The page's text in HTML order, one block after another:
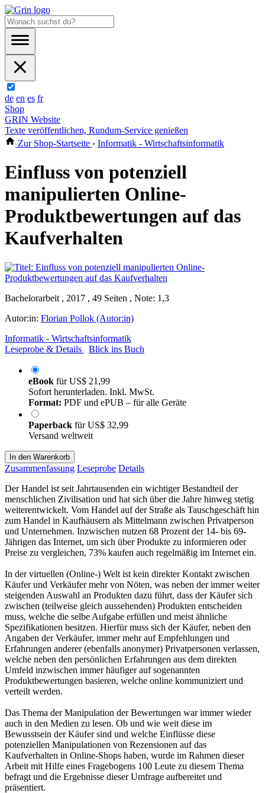
de en es fr
Shop
GRIN Website
Texte veröffentlichen, Rundum-Service genießen
Zur Shop-Startseite › Informatik - Wirtschaftsinformatik
Einfluss von potenziell
manipulierten Online-
Produktbewertungen auf das
Kaufverhalten
Bachelorarbeit , 2017 , 49 Seiten , Note: 1,3
Autor:in: Florian Pollok (Autor:in)
Informatik - Wirtschaftsinformatik
Leseprobe & Details
Blick ins Buch
eBook fürUS$ 21,99
Sofort herunterladen. Inkl. MwSt.
Format: PDF und ePUB – für alle Geräte
Paperback fürUS$ 32,99
Versand weltweit
In den Warenkorb
Zusammenfassung Leseprobe Details
Der Handel ist seit Jahrtausenden ein wichtiger Bestandteil der
menschlichen Zivilisation und hat sich über die Jahre hinweg stetig
weiterentwickelt. Vom Handel auf der Straße als Tauschgeschäft hin
zum Handel in Kaufhäusern als Mittelmann zwischen Privatperson
und Unternehmen. Inzwischen nutzen 68 Prozent der 14- bis 69-
Jährigen das Internet, um sich über Produkte zu informieren oder
Preise zu vergleichen, 73% kaufen auch regelmäßig im Internet ein.
In der virtuellen (Online-) Welt ist kein direkter Kontakt zwischen
Käufer und Verkäufer mehr von Nöten, was neben der immer weiter
steigenden Auswahl an Produkten dazu führt, dass der Käufer sich
zwischen (teilweise gleich aussehenden) Produkten entscheiden
muss, welche die selbe Aufgabe erfüllen und meist ähnliche
Spezifikationen besitzen. Hierfür muss sich der Käufer, neben den
Angaben der Verkäufer, immer mehr auf Empfehlungen und
Erfahrungen anderer (ebenfalls anonymer) Privatpersonen verlassen,
welche neben den persönlichen Erfahrungen aus dem direkten
Umfeld inzwischen immer häufiger auf sogenannten
Produktbewertungen basieren, welche online kommuniziert und
verteilt werden.
Das Thema der Manipulation der Bewertungen war immer wieder
auch in den Medien zu lesen. Ob und wie weit diese im
Bewusstsein der Käufer sind und welche Einflüsse diese
potenziellen Manipulationen von Rezensionen auf das
Kaufverhalten in Online-Shops haben, wurde im Rahmen dieser
Arbeit mit Hilfe eines Fragebogens 100 Leute zu diesem Thema
befragt und die Ergebnisse dieser Umfrage aufbereitet und
präsentiert.